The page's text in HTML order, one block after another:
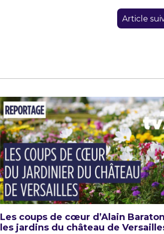
Article
Les coups de cœur d’Alain
les jardins du château de